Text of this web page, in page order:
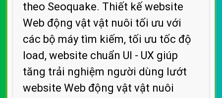
theo Seoquake. Thiết kế website
Web động vật vật nuôi tối ưu với
các bộ máy tìm kiếm, tối ưu tốc độ
load, website chuẩn UI - UX giúp
tăng trải nghiệm người dùng lướt
website Web động vật vật nuôi